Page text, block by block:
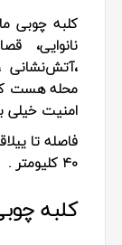
کلبه چوبی
نانوایی،
امنیت خیلی
۴۰ کلیومتر .
کلبه